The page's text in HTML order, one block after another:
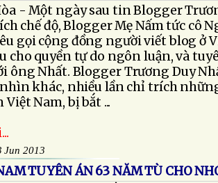
- Một ngày sau tin Blogger
chế độ, Blogger Mẹ Nấm tức cô
gọi cộng đồng người viết blog ở
cho quyền tự do ngôn luận, và
ông Nhất. Blogger Trương Duy
khác, nhiều lần chỉ trích
Việt Nam, bị bắt ...
Jun 2013
TUYÊN ÁN 63 NĂM TÙ CHO